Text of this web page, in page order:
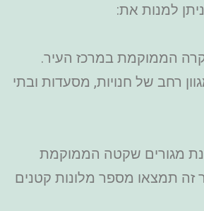
למנות את:
הממוקמת במרכז העיר.
רחב של חנויות, מסעדות ובתי
מגורים שקטה הממוקמת
זה תמצאו מספר מלונות קטנים